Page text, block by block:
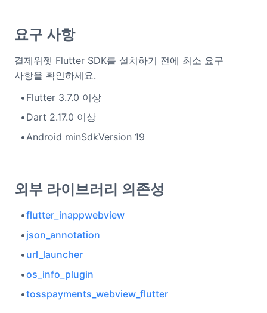
요구 사항
결제위젯 Flutter SDK를 설치하기 전에 최소 요구
사항을 확인하세요.
Flutter 3.7.0 이상
Dart 2.17.0 이상
Android minSdkVersion 19
외부 라이브러리 의존성
flutter_inappwebview
json_annotation
url_launcher
os_info_plugin
tosspayments_webview_flutter